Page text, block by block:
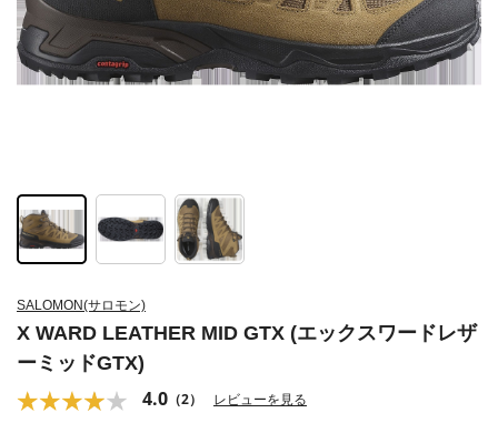
SALOMON(サロモン)
X WARD LEATHER MID GTX (エックスワードレザ
ーミッドGTX)
4.0 （2） レビューを見る